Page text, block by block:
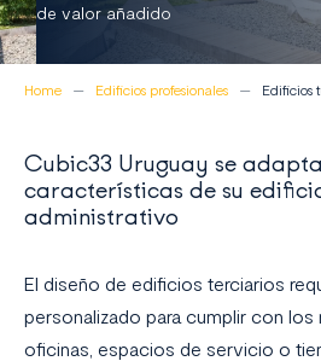
de valor añadido
Home Edificios profesionales Edificios
Cubic33 Uruguay se
características de su
administrativo
El diseño de edificios terciarios
personalizado para cumplir con los
oficinas, espacios de servicio o
Quiénes
Contacto